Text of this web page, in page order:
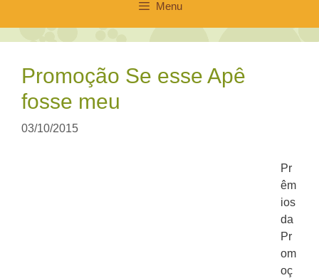
Menu
Promoção Se esse Apê
fosse meu
03/10/2015
Pr
êm
ios
da
Pr
om
oç